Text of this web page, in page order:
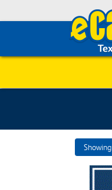
Showing